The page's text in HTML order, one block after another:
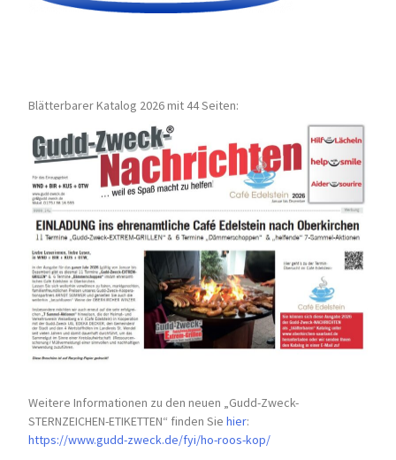
Blätterbarer Katalog 2026 mit 44 Seiten:
Weitere Informationen zu den neuen „Gudd-Zweck-
STERNZEICHEN-ETIKETTEN“ finden Siehier:
https://www.gudd-zweck.de/fyi/ho-roos-kop/